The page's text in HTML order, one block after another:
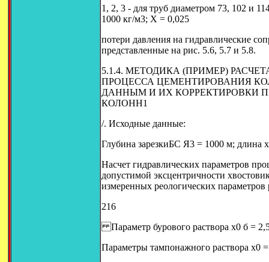
1, 2, 3 - для труб диаметром 73, 102 и
1000 кг/м3; X = 0,025
потери давления на гидравлические
представленные на рис. 5.6, 5.7 и 5.8.
5.1.4. МЕТОДИКА (ПРИМЕР)
ПРОЦЕССА ЦЕМЕНТИРОВАНИЯ
ДАННЫМ И ИХ КОРРЕКТИРОВКИ
КОЛОНН1
/. Исходные данные:
Глубина зарезкиБС Я3 = 1000 м; длина
Насчет гидравлических параметров
допустимой эксцентричности
измеренных реологических параметров
216
Параметр бурового раствора х0 б =
Параметры тампонажного раствора х0